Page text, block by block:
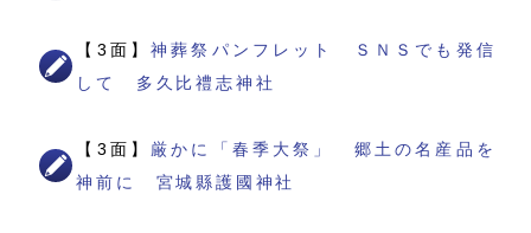
【3面】神葬祭パンフレット ＳＮＳでも発信
して 多久比禮志神社
【3面】 厳かに「春季大祭」 郷土の名産品を
神前に 宮城縣護國神社